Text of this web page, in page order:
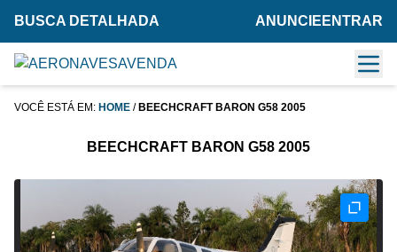
BUSCA DETALHADA ANUNCIE ENTRAR
VOCÊ ESTÁ EM: HOME / BEECHCRAFT BARON G58 2005
BEECHCRAFT BARON G58 2005